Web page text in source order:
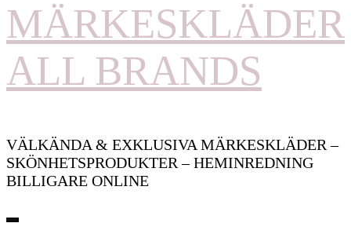
MÄRKESKLÄDER
ALL BRANDS
VÄLKÄNDA & EXKLUSIVA MÄRKESKLÄDER –
SKÖNHETSPRODUKTER – HEMINREDNING
BILLIGARE ONLINE